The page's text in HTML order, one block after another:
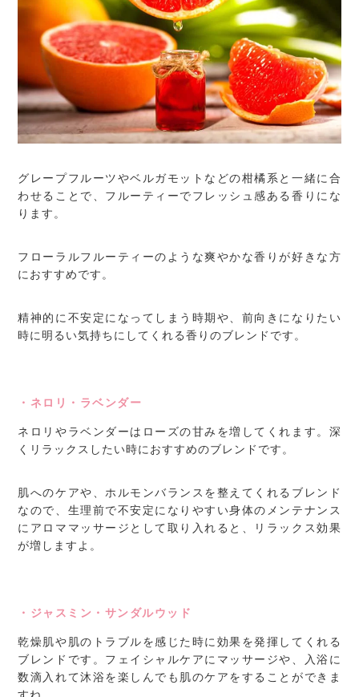
グレープフルーツやベルガモットなどの柑橘系と一緒に合
わせることで、フルーティーでフレッシュ感ある香りにな
ります。
フローラルフルーティーのような爽やかな香りが好きな方
におすすめです。
精神的に不安定になってしまう時期や、前向きになりたい
時に明るい気持ちにしてくれる香りのブレンドです。
・ネロリ・ラベンダー
ネロリやラベンダーはローズの甘みを増してくれます。深
くリラックスしたい時におすすめのブレンドです。
肌へのケアや、ホルモンバランスを整えてくれるブレンド
なので、生理前で不安定になりやすい身体のメンテナンス
にアロママッサージとして取り入れると、リラックス効果
が増しますよ。
・ジャスミン・サンダルウッド
乾燥肌や肌のトラブルを感じた時に効果を発揮してくれる
ブレンドです。フェイシャルケアにマッサージや、入浴に
数滴入れて沐浴を楽しんでも肌のケアをすることができま